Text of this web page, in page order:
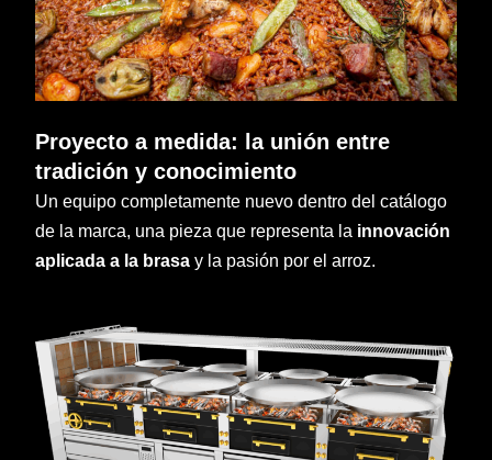
Proyecto a medida: la unión entre
tradición y conocimiento
Un equipo completamente nuevo dentro del catálogo
de la marca, una pieza que representa la innovación
aplicada a la brasay la pasión por el arroz.